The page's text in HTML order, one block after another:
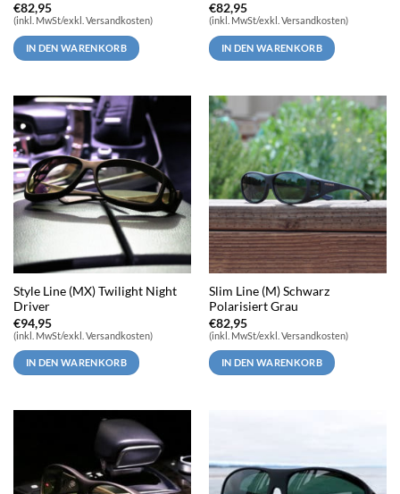
€82,95
(inkl. MwSt/exkl. Versandkosten)
IN DEN WARENKORB
€82,95
(inkl. MwSt/exkl. Versandkosten)
IN DEN WARENKORB
Style Line (MX) Twilight Night
Driver
€94,95
(inkl. MwSt/exkl. Versandkosten)
IN DEN WARENKORB
Slim Line (M) Schwarz
Polarisiert Grau
€82,95
(inkl. MwSt/exkl. Versandkosten)
IN DEN WARENKORB